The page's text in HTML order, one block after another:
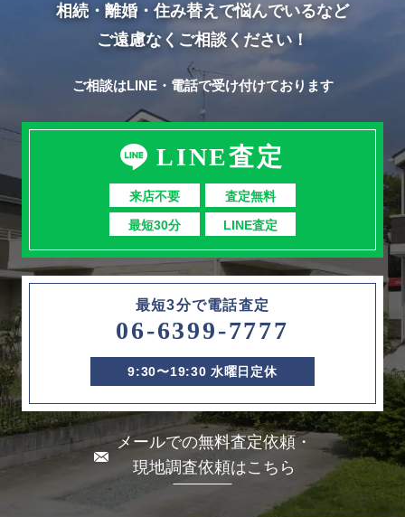
相続・離婚・住み替えで悩んでいるなど
ご遠慮なくご相談ください！
ご相談はLINE・電話で受け付けております
LINE査定
来店不要
査定無料
最短30分
LINE査定
最短3分で電話査定
06-6399-7777
9:30〜19:30 水曜日定休
メールでの無料査定依頼・
現地調査依頼はこちら